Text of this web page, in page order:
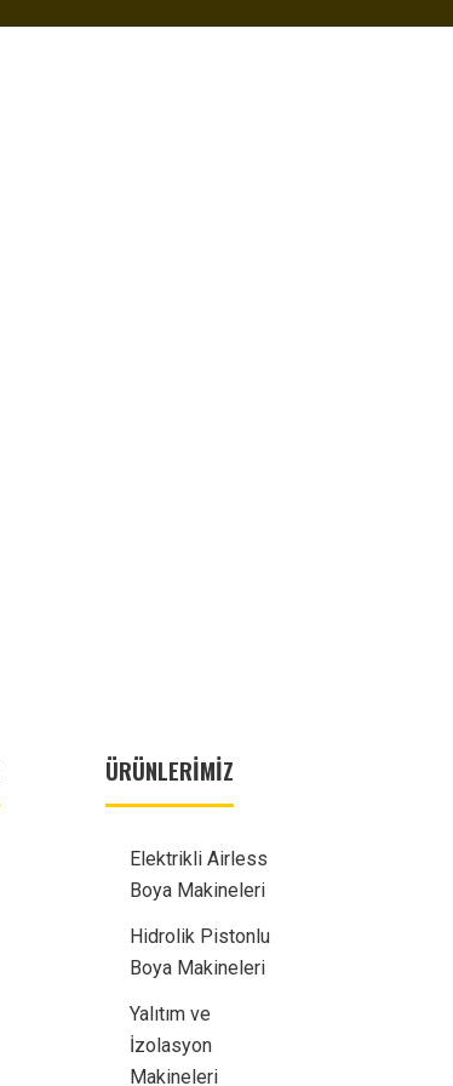
ÜRÜNLERIMIZ
Elektrikli Airless
Boya Makineleri
Hidrolik Pistonlu
Boya Makineleri
Yalıtım ve
İzolasyon
Makineleri